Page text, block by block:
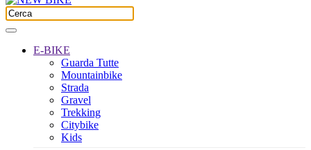
E-BIKE
Guarda Tutte
Mountainbike
Strada
Gravel
Trekking
Citybike
Kids